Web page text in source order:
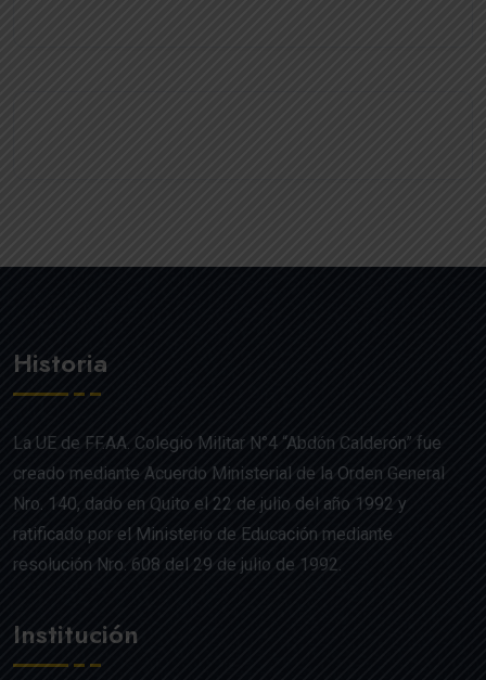
Historia
La UE de FF.AA. Colegio Militar N°4 “Abdón Calderón” fue
creado mediante Acuerdo Ministerial de la Orden General
Nro. 140, dado en Quito el 22 de julio del año 1992 y
ratificado por el Ministerio de Educación mediante
resolución Nro. 608 del 29 de julio de 1992.
Institución